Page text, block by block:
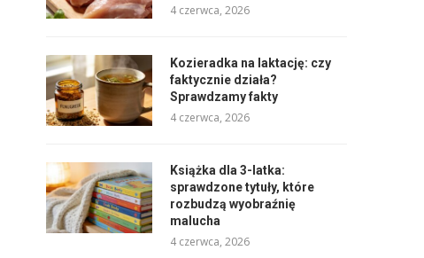
4 czerwca, 2026
Kozieradka na laktację: czy
faktycznie działa?
Sprawdzamy fakty
4 czerwca, 2026
Książka dla 3-latka:
sprawdzone tytuły, które
rozbudzą wyobraźnię
malucha
4 czerwca, 2026